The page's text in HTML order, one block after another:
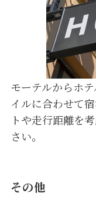
モーテルからホ
イルに合わせて
トや走行距離を
さい。
その他